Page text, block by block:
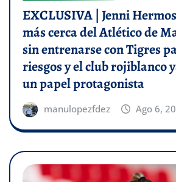
EXCLUSIVA | Jenni
más cerca del Atlético de
sin entrenarse con Tigres
riesgos y el club rojiblanco
un papel protagonista
manulopezfdez Ago 6,